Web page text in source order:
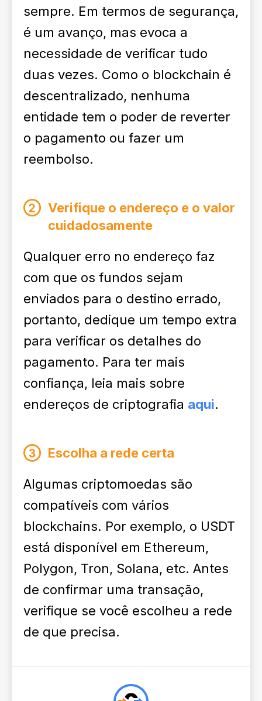
sempre. Em termos de segurança,
é um avanço, mas evoca a
necessidade de verificar tudo
duas vezes. Como o blockchain é
descentralizado, nenhuma
entidade tem o poder de reverter
o pagamento ou fazer um
reembolso.
Verifique o endereço e o valor
cuidadosamente
Qualquer erro no endereço faz
com que os fundos sejam
enviados para o destino errado,
portanto, dedique um tempo extra
para verificar os detalhes do
pagamento. Para ter mais
confiança, leia mais sobre
endereços de criptografia aqui.
Escolha a rede certa
Algumas criptomoedas são
compatíveis com vários
blockchains. Por exemplo, o USDT
está disponível em Ethereum,
Polygon, Tron, Solana, etc. Antes
de confirmar uma transação,
verifique se você escolheu a rede
de que precisa.